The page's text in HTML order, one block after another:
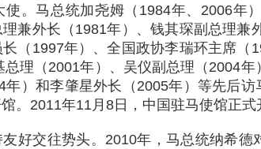
使。马总统加尧姆（1984年、2006年
兼外长（1981年）、钱其琛副总理兼
（1997年）、全国政协李瑞环主席（
总理（2001年）、吴仪副总理（2004
年）和李肇星外长（2005年）等先后
。2011年11月8日，中国驻马使馆正式
好交往势头。2010年，马总统纳希德